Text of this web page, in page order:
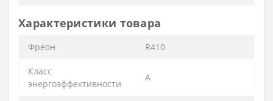
Характеристики товара
Фреон R410
Класс
энергоэффективности
A